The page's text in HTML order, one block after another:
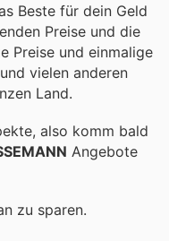
Beste für dein Geld
Preise und die
Preise und einmalige
und vielen anderen
Land.
also komm bald
Angebote
zu sparen.